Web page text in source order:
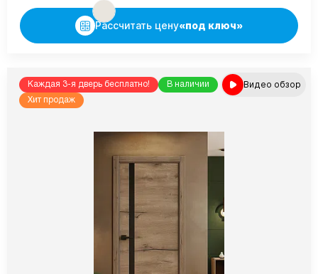
Рассчитать цену«под ключ»
Каждая 3-я дверь бесплатно!
В наличии
Хит продаж
Видео обзор